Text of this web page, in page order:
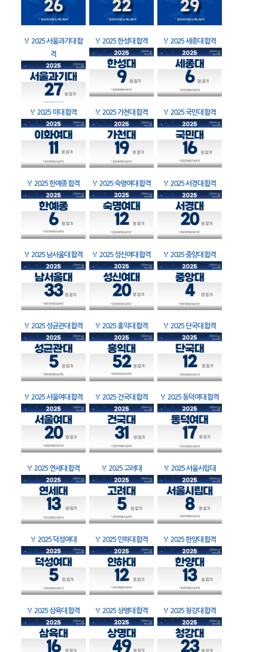
🏅 2025 서울과기대 합
격
🏅 2025 한성대 합격 🏅 2025 세종대 합격
🏅 2025 이대 합격 🏅 2025 가천대 합격 🏅 2025 국민대 합격
🏅 2025 한예종 합격 🏅 2025 숙명여대 합격 🏅 2025 서경대 합격
🏅 2025 남서울대 합격 🏅 2025 성신여대 합격 🏅 2025 중앙대 합격
🏅 2025 성균관대 합격 🏅 2025 홍익대 합격 🏅 2025 단국대 합격
🏅 2025 서울여대 합격 🏅 2025 건국대 합격 🏅 2025 동덕여대 합격
🏅 2025 연세대 합격 🏅 2025 고려대 🏅 2025 서울시립대
🏅 2025 덕성여대 🏅 2025 인하대 합격 🏅 2025 한양대 합격
🏅 2025 삼육대 합격 🏅 2025 상명대 합격 🏅 2025 청강대 합격